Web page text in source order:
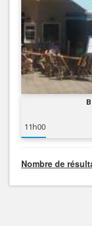
11h00
Nombre de